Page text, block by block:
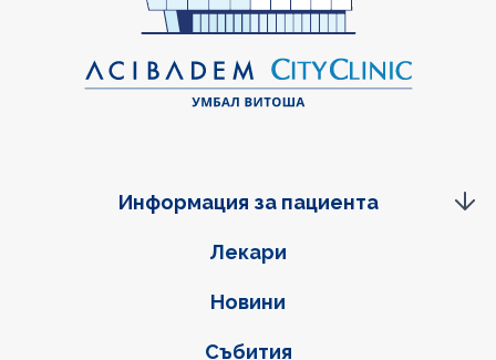
Фуутер навигация
Лекари
Новини
Събития
Информация за пациента